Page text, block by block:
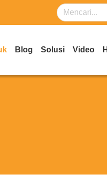
Blog Solusi Video